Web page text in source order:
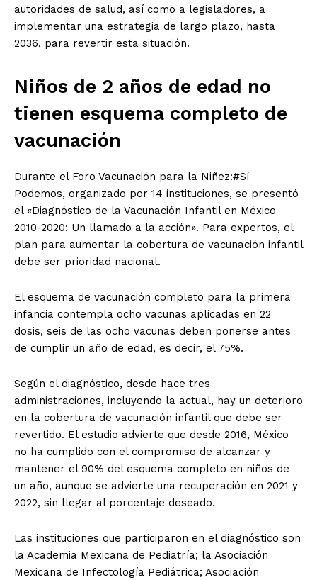
autoridades de salud, así como a legisladores, a
implementar una estrategia de largo plazo, hasta
2036, para revertir esta situación.
Niños de 2 años de edad no
tienen esquema completo de
vacunación
Durante el Foro Vacunación para la Niñez:#Sí
Podemos, organizado por 14 instituciones, se presentó
el «Diagnóstico de la Vacunación Infantil en México
2010-2020: Un llamado a la acción». Para expertos, el
plan para aumentar la cobertura de vacunación infantil
debe ser prioridad nacional.
El esquema de vacunación completo para la primera
infancia contempla ocho vacunas aplicadas en 22
dosis, seis de las ocho vacunas deben ponerse antes
de cumplir un año de edad, es decir, el 75%.
Según el diagnóstico, desde hace tres
administraciones, incluyendo la actual, hay un deterioro
en la cobertura de vacunación infantil que debe ser
revertido. El estudio advierte que desde 2016, México
no ha cumplido con el compromiso de alcanzar y
mantener el 90% del esquema completo en niños de
un año, aunque se advierte una recuperación en 2021 y
2022, sin llegar al porcentaje deseado.
Las instituciones que participaron en el diagnóstico son
la Academia Mexicana de Pediatría; la Asociación
Mexicana de Infectología Pediátrica; Asociación